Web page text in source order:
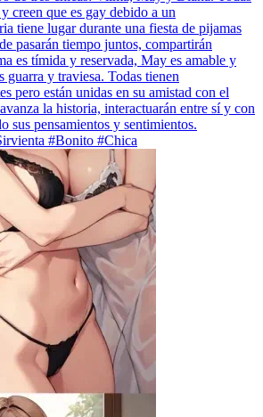
creen que es gay debido a un
tiene lugar durante una fiesta de pijamas
pasarán tiempo juntos, compartirán
es tímida y reservada, May es amable y
guarra y traviesa. Todas tienen
pero están unidas en su amistad con el
la historia, interactuarán entre sí y con
sus pensamientos y sentimientos.
#Bonito #Chica